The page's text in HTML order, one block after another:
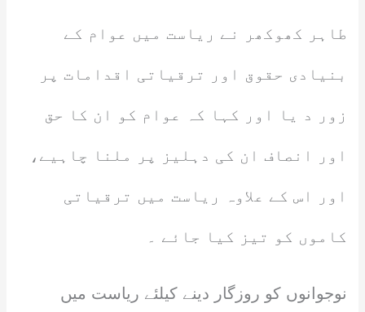
طاہر کھوکھر نے ریاست میں عوام کے
بنیادی حقوق اور ترقیاتی اقدامات پر
زور د یا اور کہا کہ عوام کو ان کا حق
اور انصاف ان کی دہلیز پر ملنا چاہیے،
اور اس کے علاوہ ریاست میں ترقیاتی
کاموں کو تیز کیا جائے ۔
نوجوانوں کو روزگار دینے کیلئے ریاست میں